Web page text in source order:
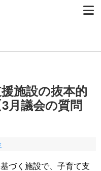
施設の抜本的
月議会の質問
づく施設で、子育て支